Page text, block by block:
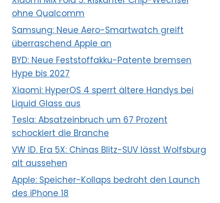
ohne Qualcomm
Samsung: Neue Aero-Smartwatch greift
überraschend Apple an
BYD: Neue Feststoffakku-Patente bremsen
Hype bis 2027
Xiaomi: HyperOS 4 sperrt ältere Handys bei
Liquid Glass aus
Tesla: Absatzeinbruch um 67 Prozent
schockiert die Branche
VW ID. Era 5X: Chinas Blitz-SUV lässt Wolfsburg
alt aussehen
Apple: Speicher-Kollaps bedroht den Launch
des iPhone 18